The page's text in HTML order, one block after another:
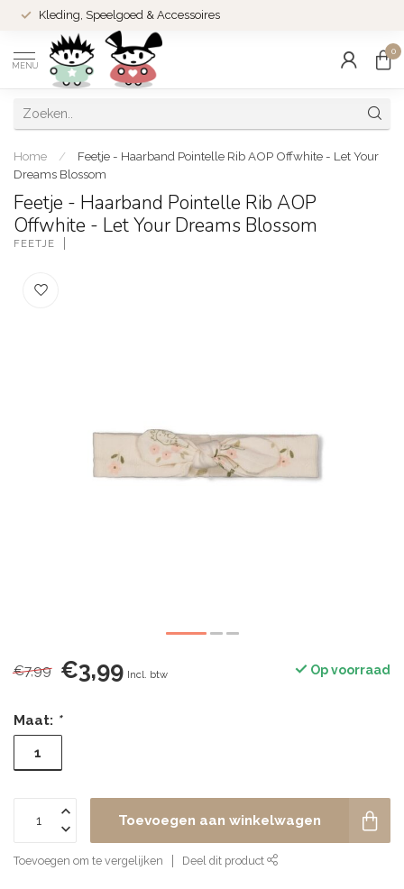
Kleding, Speelgoed & Accessoires
MENU
0
Home /
Feetje - Haarband Pointelle Rib AOP Offwhite - Let Your
Dreams Blossom
Feetje - Haarband Pointelle Rib AOP
Offwhite - Let Your Dreams Blossom
FEETJE
€7,99 €3,99 Incl. btw Op voorraad
Maat: *
1
Toevoegen aan winkelwagen
Toevoegen om te vergelijken Deel dit product